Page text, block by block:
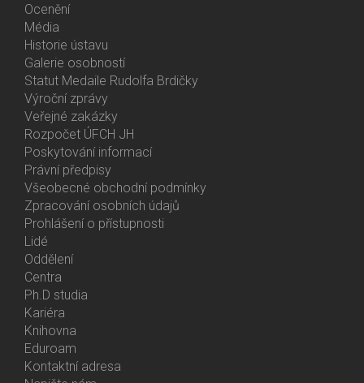
Ocenění
Média
Historie ústavu
Galerie osobností
Statut Medaile Rudolfa Brdičky
Bottom
Menu
About
Us
Výroční zprávy
Veřejné zakázky
Rozpočet ÚFCH JH
Poskytování informací
Právní předpisy
Všeobecné obchodní podmínky
Zpracování osobních údajů
Prohlášení o přístupnosti
Bottom
Menu
Contacts
Lidé
Oddělení
Centra
Ph.D studia
Kariéra
Knihovna
Eduroam
Kontaktní adresa